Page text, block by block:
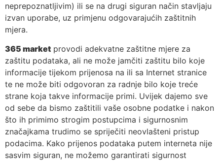
neprepoznatljivim) ili se na drugi siguran način stavljaju
izvan uporabe, uz primjenu odgovarajućih zaštitnih
mjera.
365 market provodi adekvatne zaštitne mjere za
zaštitu podataka, ali ne može jamčiti zaštitu bilo koje
informacije tijekom prijenosa na ili sa Internet stranice
te ne može biti odgovoran za radnje bilo koje treće
strane koja takve informacije primi. Uvijek dajemo sve
od sebe da bismo zaštitili vaše osobne podatke i nakon
što ih primimo strogim postupcima i sigurnosnim
značajkama trudimo se spriječiti neovlašteni pristup
podacima. Kako prijenos podataka putem interneta nije
sasvim siguran, ne možemo garantirati sigurnost